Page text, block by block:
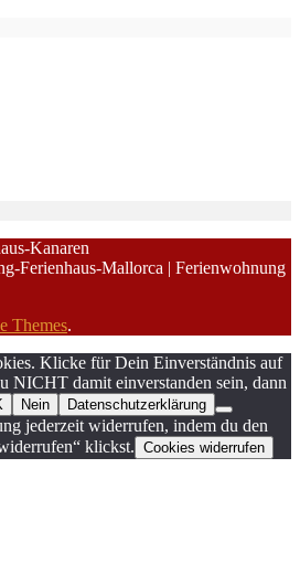
Kanaren
Ferienhaus-Mallorca | Ferienwohnung
Themes.
Klicke für Dein Einverständnis auf
NICHT damit einverstanden sein, dann
Nein Datenschutzerklärung
jederzeit widerrufen, indem du den
klickst. Cookies widerrufen